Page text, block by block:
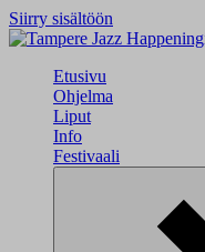
Siirry sisältöön
Etusivu
Ohjelma
Liput
Info
Festivaali